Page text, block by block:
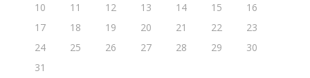
10
11 12 13 14 15
16
17
18 19 20 21 22
23
24
25 26 27 28 29
30
31